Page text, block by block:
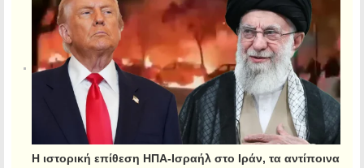
Η ιστορική επίθεση ΗΠΑ-Ισραήλ στο Ιράν, τα αντίποινα